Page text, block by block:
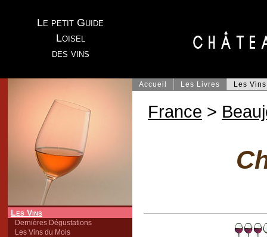
Le petit Guide
Loisel
des vins
Les Vins
Dernières Dégustations
Les Vins du Mois
Accueil Les Livres Les Vins
France >